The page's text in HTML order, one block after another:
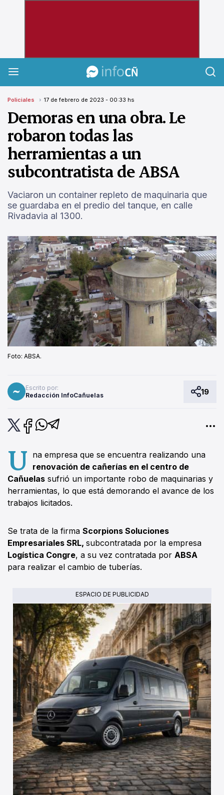
Policiales 17 de febrero de 2023 - 00:33 hs
Demoras en una obra. Le
robaron todas las
herramientas a un
subcontratista de ABSA
Vaciaron un container repleto de maquinaria que
se guardaba en el predio del tanque, en calle
Rivadavia al 1300.
Foto: ABSA.
Escrito por:
Redacción InfoCañuelas
19
U na empresa que se encuentra realizando una
renovación de cañerías en el centro de
Cañuelas sufrió un importante robo de maquinarias y
herramientas, lo que está demorando el avance de los
trabajos licitados.
Se trata de la firma Scorpions Soluciones
Empresariales SRL, subcontratada por la empresa
Logística Congre, a su vez contratada por ABSA
para realizar el cambio de tuberías.
ESPACIO DE PUBLICIDAD